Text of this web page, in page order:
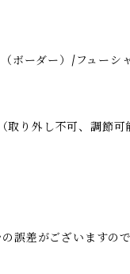
ボーダー）/フューシ
り外し不可、調節可
誤差がございますの